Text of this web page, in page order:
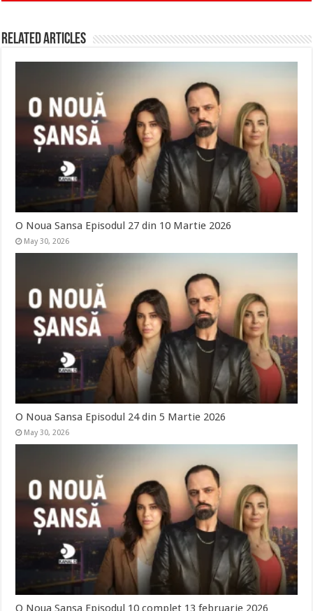
Related Articles
O Noua Sansa Episodul 27 din 10 Martie 2026
May 30, 2026
O Noua Sansa Episodul 24 din 5 Martie 2026
May 30, 2026
O Noua Sansa Episodul 10 complet 13 februarie 2026